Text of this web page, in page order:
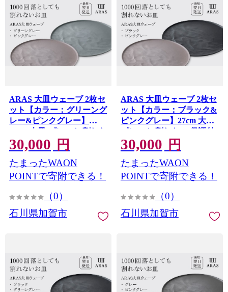
ARAS 大皿ウェーブ 2枚セ
ット【カラー：グリーング
レー&ピンクグレー】
27cm 大皿 プレート 割れな
い 保証付き ARAS エイラ
ス 色が選べる 皿 食器 うつ
わ 贈り物 ギフト 3万円
30000円 F6P-2598
30,000 円
たまったWAON
POINTで寄附できる！
（0）
石川県加賀市
ARAS 大皿ウェーブ 2枚セ
ット【カラー：ブラック&
ピンクグレー】27cm 大皿
プレート 割れない 保証付
き ARAS エイラス 色が選
べる 皿 食器 うつわ 贈り物
ギフト 3万円 30000円 F6P-
2597
30,000 円
たまったWAON
POINTで寄附できる！
（0）
石川県加賀市